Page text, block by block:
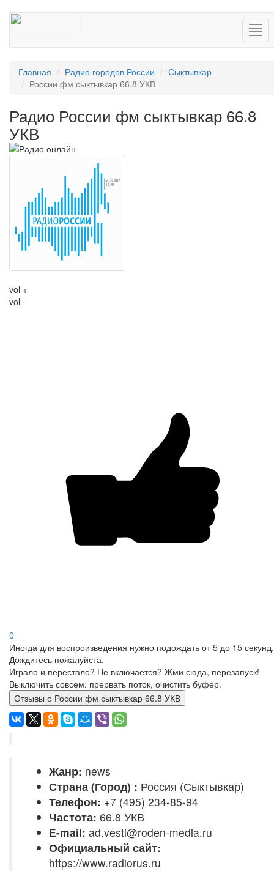
Главная Радио городов России
Сыктывкар
России фм сыктывкар 66.8 УКВ
Радио России фм сыктывкар 66.8
УКВ
vol +
vol -
0
Иногда для воспроизведения нужно подождать от 5 до 15 секунд.
Дождитесь пожалуйста.
Играло и перестало? Не включается? Жми сюда, перезапуск!
Выключить совсем: прервать поток, очистить буфер.
Отзывы о России фм сыктывкар 66.8 УКВ
Жанр: news
Страна (Город) : Россия (Сыктывкар)
Телефон: +7 (495) 234-85-94
Частота: 66.8 УКВ
E-mail: ad.vesti@roden-media.ru
Официальный сайт:
https://www.radiorus.ru